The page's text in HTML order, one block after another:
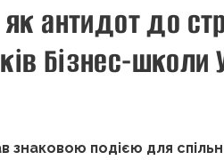
як антидот до
Бізнес-школи
знаковою подією для